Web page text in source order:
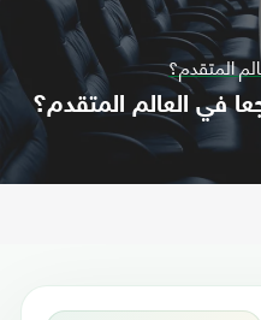
المتقدم؟
في العالم المتقدم؟